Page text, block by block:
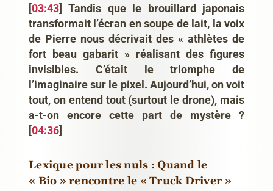
[03:43] Tandis que le brouillard japonais
transformait l’écran en soupe de lait, la voix
de Pierre nous décrivait des « athlètes de
fort beau gabarit » réalisant des figures
invisibles. C’était le triomphe de
l’imaginaire sur le pixel. Aujourd’hui, on voit
tout, on entend tout (surtout le drone), mais
a-t-on encore cette part de mystère ?
[04:36]
Lexique pour les nuls : Quand le
« Bio » rencontre le « Truck Driver »